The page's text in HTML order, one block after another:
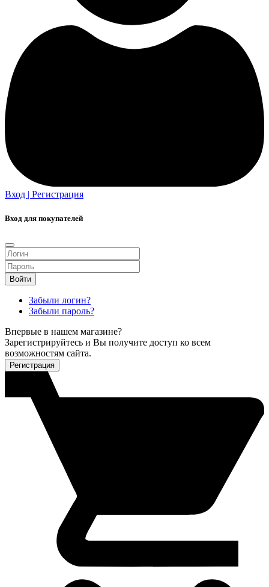
Вход | Регистрация
Вход для покупателей
Войти
Забыли логин?
Забыли пароль?
Впервые в нашем магазине?
Зарегистрируйтесь и Вы получите доступ ко всем
возможностям сайта.
Регистрация